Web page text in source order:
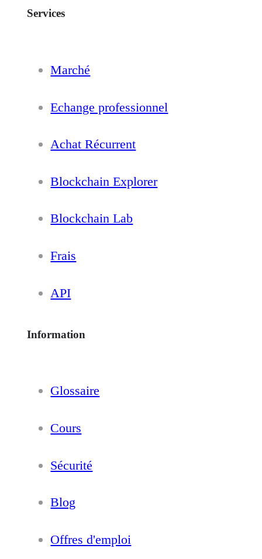
Services
Marché
Echange professionnel
Achat Récurrent
Blockchain Explorer
Blockchain Lab
Frais
API
Information
Glossaire
Cours
Sécurité
Blog
Offres d'emploi